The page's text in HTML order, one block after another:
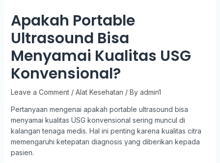
Apakah Portable
Ultrasound Bisa
Menyamai Kualitas USG
Konvensional?
Leave a Comment / Alat Kesehatan / By admin1
Pertanyaan mengenai apakah portable ultrasound bisa
menyamai kualitas USG konvensional sering muncul di
kalangan tenaga medis. Hal ini penting karena kualitas citra
memengaruhi ketepatan diagnosis yang diberikan kepada
pasien.